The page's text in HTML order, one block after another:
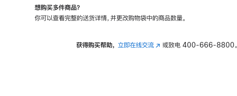
可
斜
想购买多件商品？
你可以查看完整的送货详情，并更改购物袋中的商品数量。
获得购买帮助， 立即在线交流(在 或致电400-666-8800。